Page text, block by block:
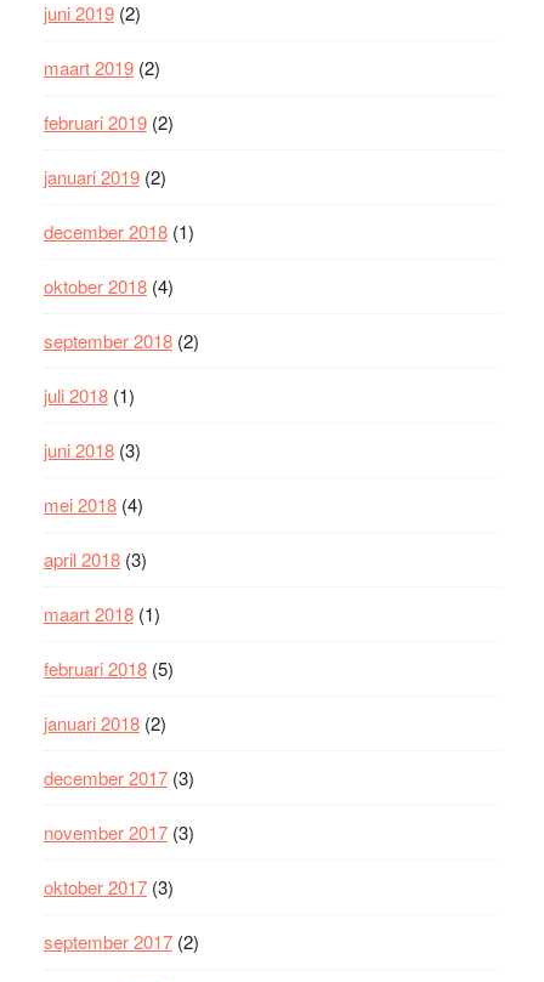
juni 2019(2)
maart 2019(2)
februari 2019(2)
januari 2019(2)
december 2018(1)
oktober 2018(4)
september 2018(2)
juli 2018(1)
juni 2018(3)
mei 2018(4)
april 2018(3)
maart 2018(1)
februari 2018(5)
januari 2018(2)
december 2017(3)
november 2017(3)
oktober 2017(3)
september 2017(2)